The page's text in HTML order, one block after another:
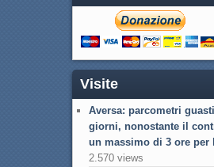
Visite
Aversa: parcometri
giorni, nonostante il
un massimo di 3 ore per
2.570 views